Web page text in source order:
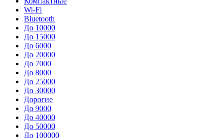
Wi-Fi
Bluetooth
До 10000
До 15000
До 6000
До 20000
До 7000
До 8000
До 25000
До 30000
Дорогие
До 9000
До 40000
До 50000
До 100000